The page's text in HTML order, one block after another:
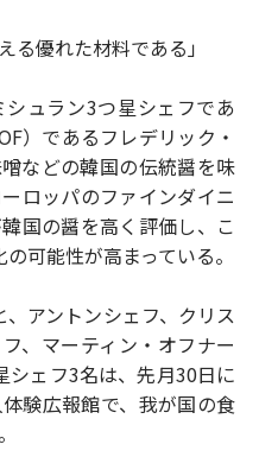
る優れた材料である」
ュラン3つ星シェフであ
）であるフレデリック・
などの韓国の伝統醤を味
ロッパのファインダイニ
国の醤を高く評価し、こ
可能性が高まっている。
アントンシェフ、クリス
、マーティン・オフナー
シェフ3名は、先月30日に
験広報館で、我が国の食